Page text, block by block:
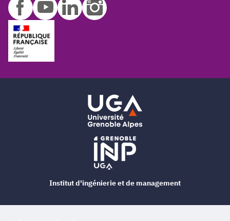
Institut d'ingénierie et de management